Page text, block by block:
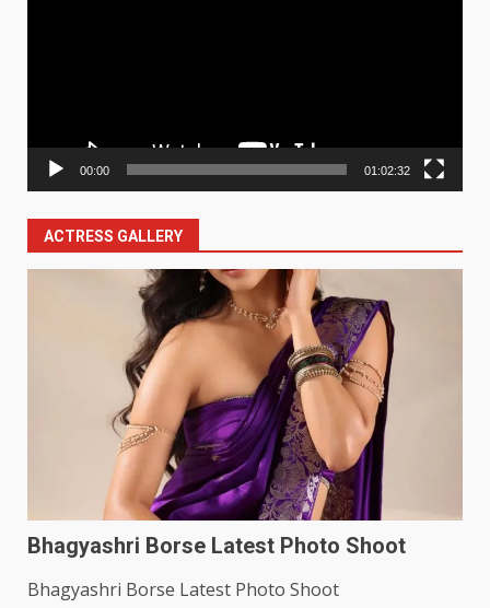
00:00 01:02:32
ACTRESS GALLERY
Bhagyashri Borse Latest Photo Shoot
Bhagyashri Borse Latest Photo Shoot